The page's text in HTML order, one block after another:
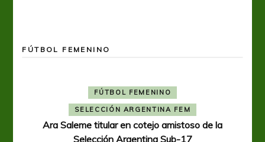
FÚTBOL FEMENINO
FÚTBOL FEMENINO
SELECCIÓN ARGENTINA FEM
Ara Saleme titular en cotejo amistoso de la
Selección Argentina Sub-17